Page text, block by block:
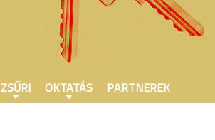
ZSŰRI OKTATÁS PARTNEREK